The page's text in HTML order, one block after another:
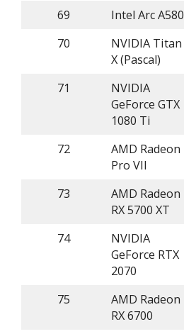
69 Intel Arc A580
70
NVIDIA Titan
X (Pascal)
71
NVIDIA
GeForce GTX
1080 Ti
72
AMD Radeon
Pro VII
73
AMD Radeon
RX 5700 XT
74
NVIDIA
GeForce RTX
2070
75
AMD Radeon
RX 6700